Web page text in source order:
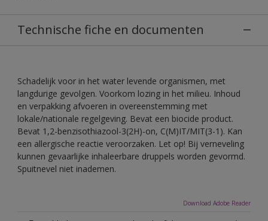
Technische fiche en documenten
Schadelijk voor in het water levende organismen, met
langdurige gevolgen. Voorkom lozing in het milieu. Inhoud
en verpakking afvoeren in overeenstemming met
lokale/nationale regelgeving. Bevat een biocide product.
Bevat 1,2-benzisothiazool-3(2H)-on, C(M)IT/MIT(3-1). Kan
een allergische reactie veroorzaken. Let op! Bij verneveling
kunnen gevaarlijke inhaleerbare druppels worden gevormd.
Spuitnevel niet inademen.
Download Adobe Reader